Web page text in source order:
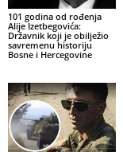
101 godina od rođenja
Alije Izetbegovića:
Državnik koji je obilježio
savremenu historiju
Bosne i Hercegovine